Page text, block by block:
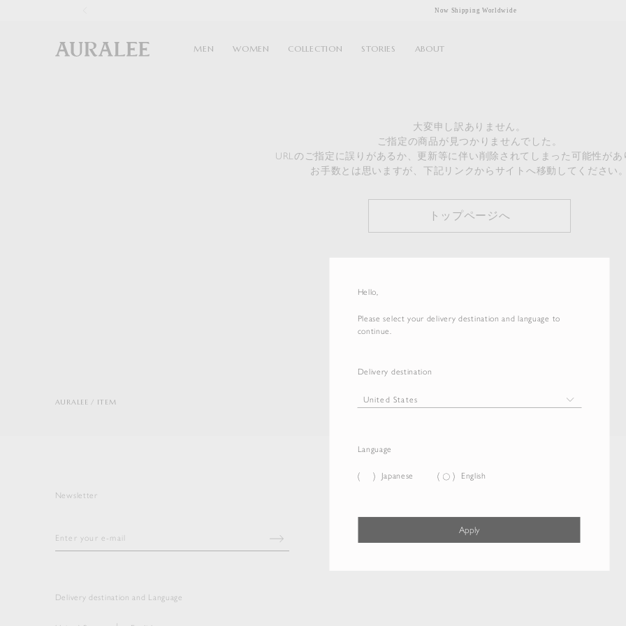
Hello,
Please select your delivery destination and language to
continue.
Delivery destination
Language
Japanese English
Apply
Now Shipping Worldwide
MEN WOMEN COLLECTION STORIES ABOUT
大変申し訳ありません。
ご指定の商品が見つかりませんでした。
URLのご指定に誤りがあるか、更新等に伴い削除されてしまった可能性があ
お手数とは思いますが、下記リンクからサイトへ移動してください。
トップページへ
AURALEE ITEM
Newsletter
Delivery destination and Language